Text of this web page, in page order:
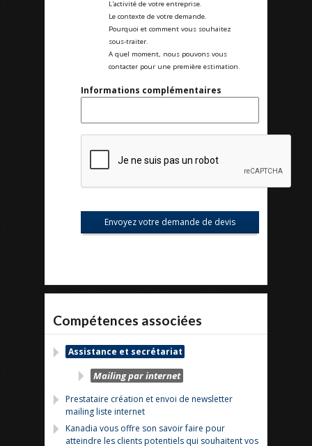
L'activité de votre entreprise.
Le contexte de votre demande.
Pourquoi et comment vous souhaitez
sous-traiter.
A quel moment, nous pouvons vous
contacter pour une première estimation.
Informations complémentaires
Compétences associées
Assistance et secrétariat
Mailing par internet
Prestataire création et envoi de newsletter
mailing liste internet
Kanadia vous offre son savoir faire pour
atteindre les clients potentiels qui souhaitent vos